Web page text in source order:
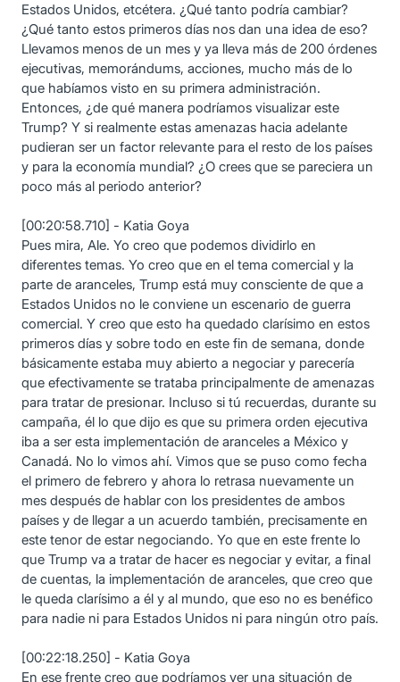
Estados Unidos, etcétera. ¿Qué tanto podría cambiar?
¿Qué tanto estos primeros días nos dan una idea de eso?
Llevamos menos de un mes y ya lleva más de 200 órdenes
ejecutivas, memorándums, acciones, mucho más de lo
que habíamos visto en su primera administración.
Entonces, ¿de qué manera podríamos visualizar este
Trump? Y si realmente estas amenazas hacia adelante
pudieran ser un factor relevante para el resto de los países
y para la economía mundial? ¿O crees que se pareciera un
poco más al periodo anterior?
[00:20:58.710] - Katia Goya
Pues mira, Ale. Yo creo que podemos dividirlo en
diferentes temas. Yo creo que en el tema comercial y la
parte de aranceles, Trump está muy consciente de que a
Estados Unidos no le conviene un escenario de guerra
comercial. Y creo que esto ha quedado clarísimo en estos
primeros días y sobre todo en este fin de semana, donde
básicamente estaba muy abierto a negociar y parecería
que efectivamente se trataba principalmente de amenazas
para tratar de presionar. Incluso si tú recuerdas, durante su
campaña, él lo que dijo es que su primera orden ejecutiva
iba a ser esta implementación de aranceles a México y
Canadá. No lo vimos ahí. Vimos que se puso como fecha
el primero de febrero y ahora lo retrasa nuevamente un
mes después de hablar con los presidentes de ambos
países y de llegar a un acuerdo también, precisamente en
este tenor de estar negociando. Yo que en este frente lo
que Trump va a tratar de hacer es negociar y evitar, a final
de cuentas, la implementación de aranceles, que creo que
le queda clarísimo a él y al mundo, que eso no es benéfico
para nadie ni para Estados Unidos ni para ningún otro país.
[00:22:18.250] - Katia Goya
En ese frente creo que podríamos ver una situación de